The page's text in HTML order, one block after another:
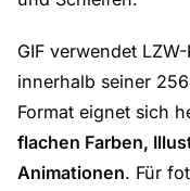
GIF verwendet
innerhalb seiner
Format eignet sich
flachen Farben,
Animationen. Für